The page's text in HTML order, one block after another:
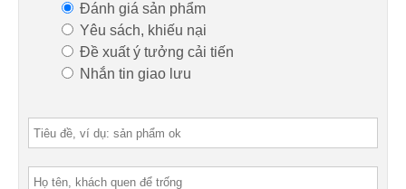
Đánh giá sản phẩm
Yêu sách, khiếu nại
Đề xuất ý tưởng cải tiến
Nhắn tin giao lưu